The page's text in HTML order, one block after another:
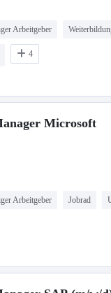
Arbeitgeber
4
Microsoft
Arbeitgeber Jobrad